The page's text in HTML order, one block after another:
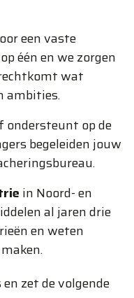
een vaste
één en we zorgen
wat
ambities.
ondersteunt op de
begeleiden jouw
in Noord- en
al jaren drie
en weten
zet de volgende